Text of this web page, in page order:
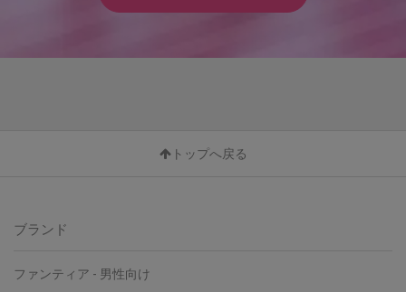
トップへ戻る
ブランド
ファンティア - 男性向け